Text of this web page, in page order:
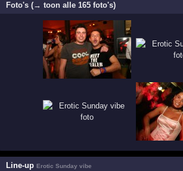
Foto's (→ toon alle 165 foto's)
Line-upErotic Sunday vibe